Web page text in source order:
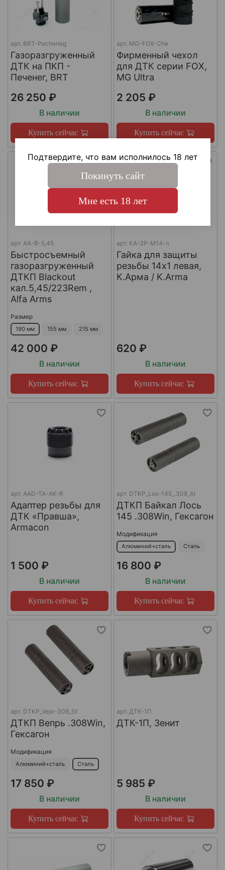
арт. BRT-Pecheneg
Газоразгруженный
ДТК на ПКП -
Печенег, BRT
26 250 ₽
В наличии
Купить сейчас
арт. MG-FOX-Che
Фирменный чехол
для ДТК серии FOX,
MG Ultra
2 205 ₽
В наличии
Купить сейчас
арт. AA-B-5,45
Быстросъемный
газоразгруженный
ДТКП Blackout
кал.5,45/223Rem ,
Alfa Arms
Размер
190 мм 155 мм 215 мм
42 000 ₽
В наличии
Купить сейчас
арт. КА-ЗР-М14-л
Гайка для защиты
резьбы 14x1 левая,
К.Арма / K.Arma
620 ₽
В наличии
Купить сейчас
арт. AAD-TA-AK-R
Адаптер резьбы для
ДТК «Правша»,
Armacon
1 500 ₽
В наличии
Купить сейчас
арт. DTKP_Los-145_.308_Al
ДТКП Байкал Лось
145 .308Win, Гексагон
Модификация
Алюминий+сталь Сталь
16 800 ₽
В наличии
Купить сейчас
арт. DTKP_Vepr-308_St
ДТКП Вепрь .308Win,
Гексагон
Модификация
Алюминий+сталь Сталь
17 850 ₽
В наличии
Купить сейчас
арт. ДТК-1П
ДТК-1П, Зенит
5 985 ₽
В наличии
Купить сейчас
Подтвердите, что вам исполнилось 18 лет
Покинуть сайт
Мне есть 18 лет